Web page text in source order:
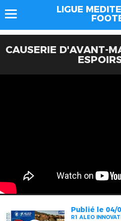
LIGUE
CAUSERIE D'AVANT-
Publié le 04/
R1 ALEO